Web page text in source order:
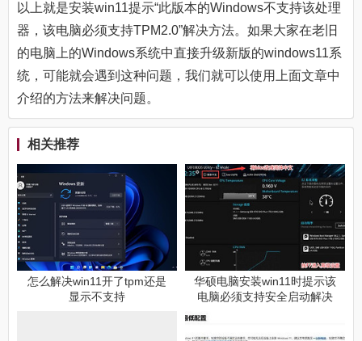
以上就是安装win11提示“此版本的Windows不支持该处理
器，该电脑必须支持TPM2.0”解决方法。如果大家在老旧
的电脑上的Windows系统中直接升级新版的windows11系
统，可能就会遇到这种问题，我们就可以使用上面文章中
介绍的方法来解决问题。
相关推荐
怎么解决win11开了tpm还是
显示不支持
华硕电脑安装win11时提示该
电脑必须支持安全启动解决